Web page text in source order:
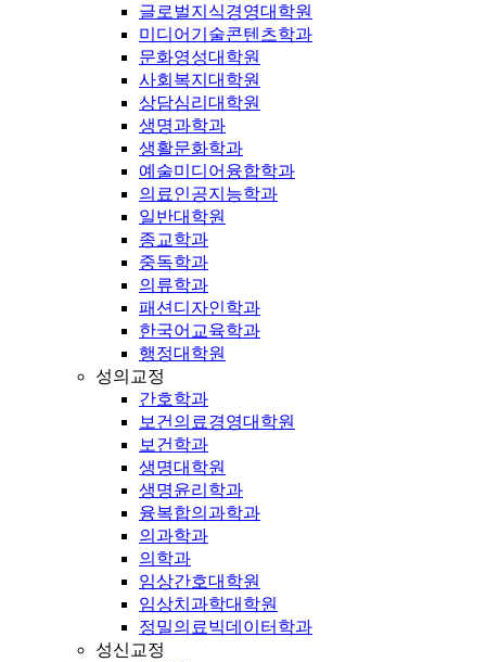
글로벌지식경영대학원
미디어기술콘텐츠학과
문화영성대학원
사회복지대학원
상담심리대학원
생명과학과
생활문화학과
예술미디어융합학과
의료인공지능학과
일반대학원
종교학과
중독학과
의류학과
패션디자인학과
한국어교육학과
행정대학원
성의교정
간호학과
보건의료경영대학원
보건학과
생명대학원
생명윤리학과
융복합의과학과
의과학과
의학과
임상간호대학원
임상치과학대학원
정밀의료빅데이터학과
성신교정